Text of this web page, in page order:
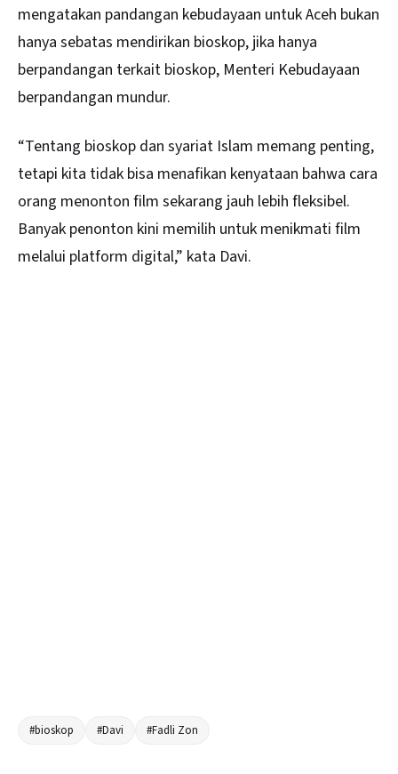
mengatakan pandangan kebudayaan untuk Aceh bukan
hanya sebatas mendirikan bioskop, jika hanya
berpandangan terkait bioskop, Menteri Kebudayaan
berpandangan mundur.
“Tentang bioskop dan syariat Islam memang penting,
tetapi kita tidak bisa menafikan kenyataan bahwa cara
orang menonton film sekarang jauh lebih fleksibel.
Banyak penonton kini memilih untuk menikmati film
melalui platform digital,” kata Davi.
#bioskop #Davi #Fadli Zon